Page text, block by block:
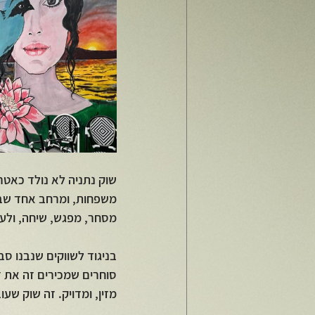
שוק נתניה לא נולד
משפחות, ומרחב אחד
מסחר, מפגש, שיחה,
בניגוד לשווקים שנבנו
סוחרים שמכירים זה
מזין, ומדויק. זה שוק